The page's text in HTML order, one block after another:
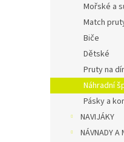
Mořské a
Match
Biče
Dětské
Pruty na
Náhradní
Pásky a
NAVIJÁKY
NÁVNADY A